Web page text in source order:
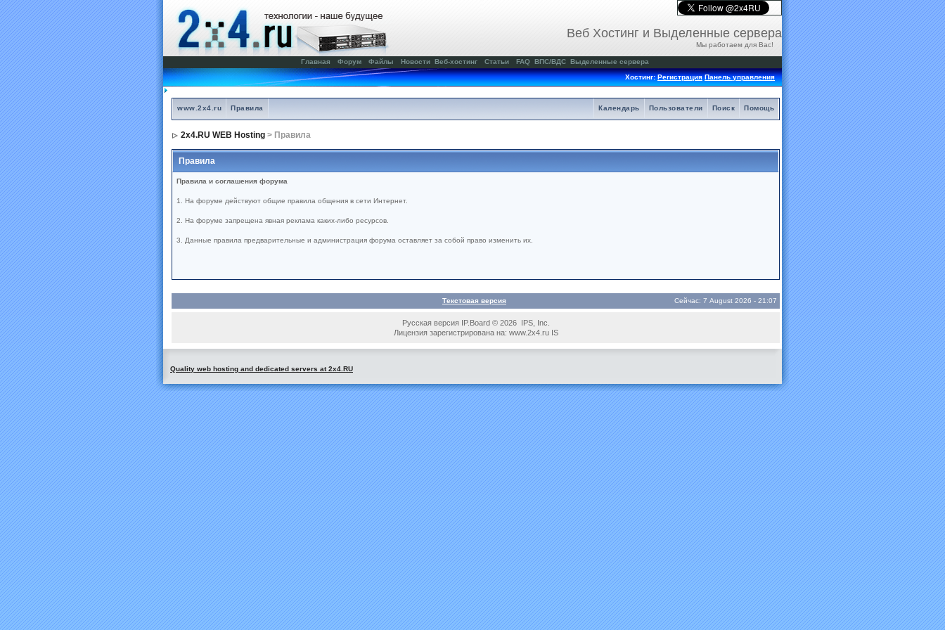
Веб Хостинг и Выделенные сервера
Мы работаем для Вас!
Главная Форум Файлы Новости Веб-хостинг Статьи FAQ ВПС/ВДС Выделенные сервера
Хостинг:Регистрация Панель управления
www.2x4.ru Правила Помощь
Поиск
Пользователи
Календарь
2x4.RU WEB Hosting > Правила
Правила
Правила и соглашения форума
1. На форуме действуют общие правила общения в сети Интернет.
2. На форуме запрещена явная реклама каких-либо ресурсов.
3. Данные правила предварительные и администрация форума оставляет за собой право изменить их.
Текстовая версия Сейчас: 7 August 2026 - 21:07
Русская версия IP.Board © 2026 IPS, Inc.
Лицензия зарегистрирована на: www.2x4.ru IS
Quality web hosting and dedicated servers at 2x4.RU